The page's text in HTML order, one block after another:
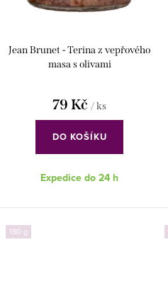
Jean Brunet - Terina z vepřového
masa s olivami
79 Kč / ks
DO KOŠÍKU
Expedice do 24 h
180 g